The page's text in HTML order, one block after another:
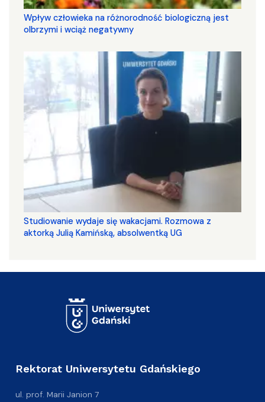
Wpływ człowieka na różnorodność biologiczną jest
olbrzymi i wciąż negatywny
Studiowanie wydaje się wakacjami. Rozmowa z
aktorką Julią Kamińską, absolwentką UG
Rektorat Uniwersytetu Gdańskiego
ul. prof. Marii Janion 7